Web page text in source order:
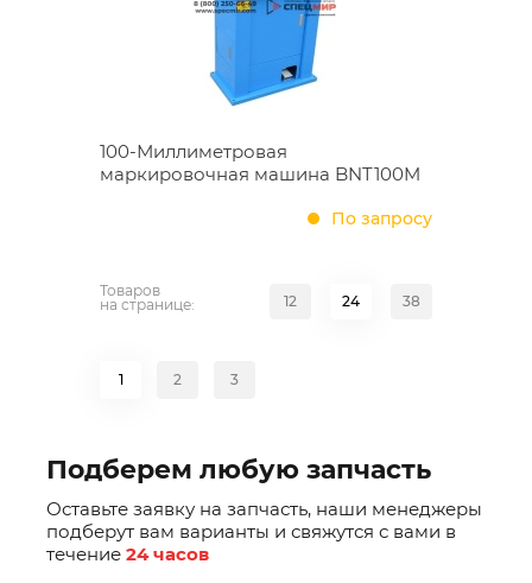
100-Миллиметровая
маркировочная машина BNT100M
По запросу
Товаров
на странице:
12 24 38
1 2 3
Подберем любую запчасть
Оставьте заявку на запчасть, наши менеджеры
подберут вам варианты и свяжутся с вами в
течение 24 часов